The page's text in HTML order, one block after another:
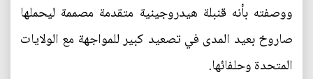
ووصفته بأنه قنبلة هيدروجينية متقدمة مصممة ليحملها
صاروخ بعيد المدى في تصعيد كبير للمواجهة مع الولايات
المتحدة وحلفائها.